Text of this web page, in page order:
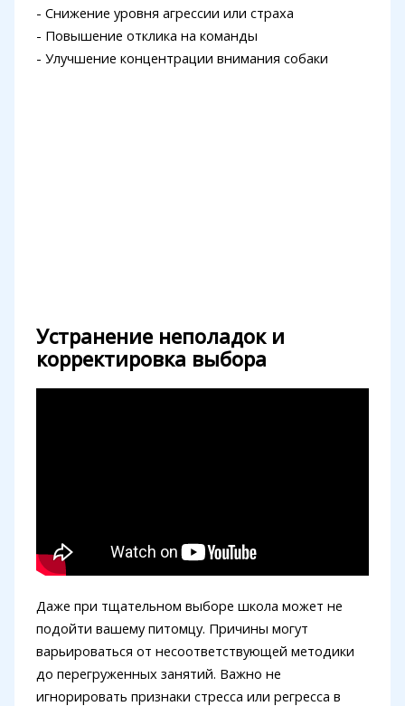
- Снижение уровня агрессии или страха
- Повышение отклика на команды
- Улучшение концентрации внимания собаки
Устранение неполадок и
корректировка выбора
Даже при тщательном выборе школа может не
подойти вашему питомцу. Причины могут
варьироваться от несоответствующей методики
до перегруженных занятий. Важно не
игнорировать признаки стресса или регресса в